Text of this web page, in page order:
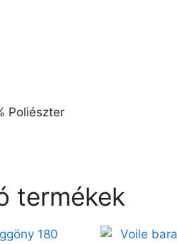
Poliészter
termékek